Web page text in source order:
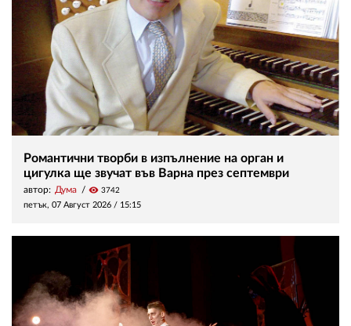
Романтични творби в изпълнение на орган и
цигулка ще звучат във Варна през септември
автор: Дума visibility 3742
петък, 07 Август 2026 / 15:15